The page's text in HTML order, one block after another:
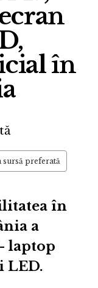
în
sursă preferată
în
a
laptop
LED.